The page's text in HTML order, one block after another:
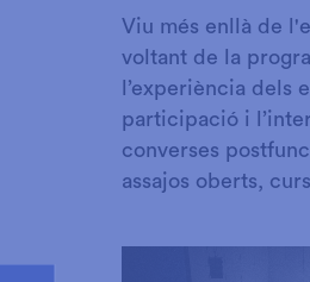
Viu més enllà de
voltant de la
l’experiència dels
participació i
converses
assajos oberts,